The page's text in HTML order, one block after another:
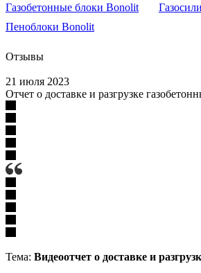
Газобетонные блоки Bonolit
Пеноблоки Bonolit
Отзывы
21 июля 2023
Отчет о доставке и разгрузке
Тема: Видеоотчет о доставке и